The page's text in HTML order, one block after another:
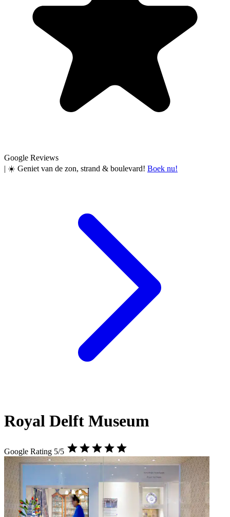
Google Reviews
| ☀️ Geniet van de zon, strand & boulevard! Boek nu!
Royal Delft Museum
Google Rating 5/5